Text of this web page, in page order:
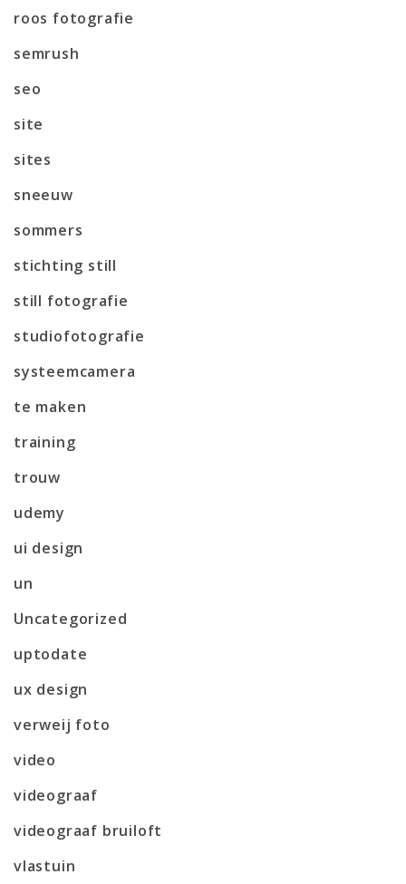
roos fotografie
semrush
seo
site
sites
sneeuw
sommers
stichting still
still fotografie
studiofotografie
systeemcamera
te maken
training
trouw
udemy
ui design
un
Uncategorized
uptodate
ux design
verweij foto
video
videograaf
videograaf bruiloft
vlastuin